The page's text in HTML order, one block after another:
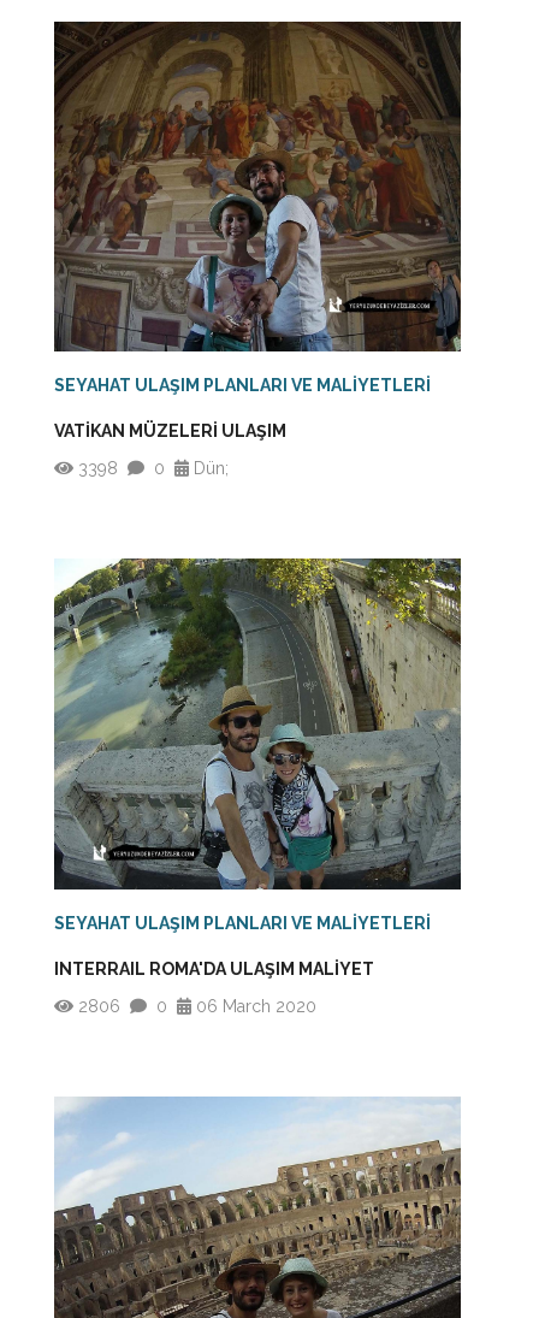
SEYAHAT ULAŞIM PLANLARI VE MALİYETLERİ
VATİKAN MÜZELERİ ULAŞIM
3398
0 Dün;
SEYAHAT ULAŞIM PLANLARI VE MALİYETLERİ
INTERRAIL ROMA'DA ULAŞIM MALİYET
2806
0 06 March 2020